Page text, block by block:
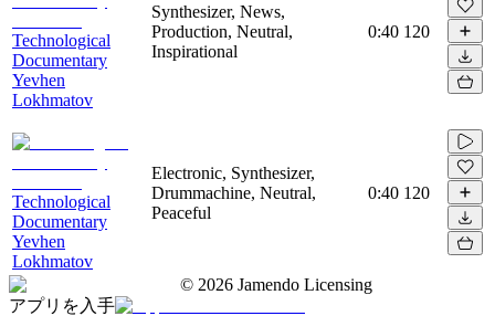
Technological
Documentary
Yevhen
Lokhmatov
Synthesizer, News,
Production, Neutral,
Inspirational
0:40 120
Technological
Documentary
Yevhen
Lokhmatov
Electronic, Synthesizer,
Drummachine, Neutral,
Peaceful
0:40 120
© 2026 Jamendo Licensing
アプリを入手